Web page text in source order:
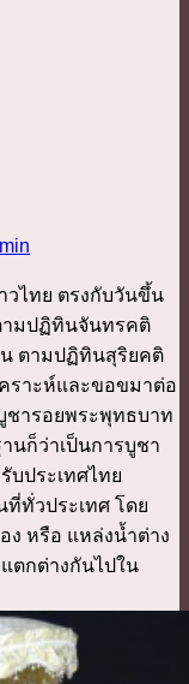
วไทย ตรงกับวันขึ้น
ามปฏิทินจันทรคติ
น ตามปฏิทินสุริยคติ
ราะห์และขอขมาต่อ
ชารอยพระพุทธบาท
นก็ว่าเป็นการบูชา
ประเทศไทย
ทั่วประเทศ โดย
ง หรือ แหล่งน้ำต่าง
ตกต่างกันไปใน